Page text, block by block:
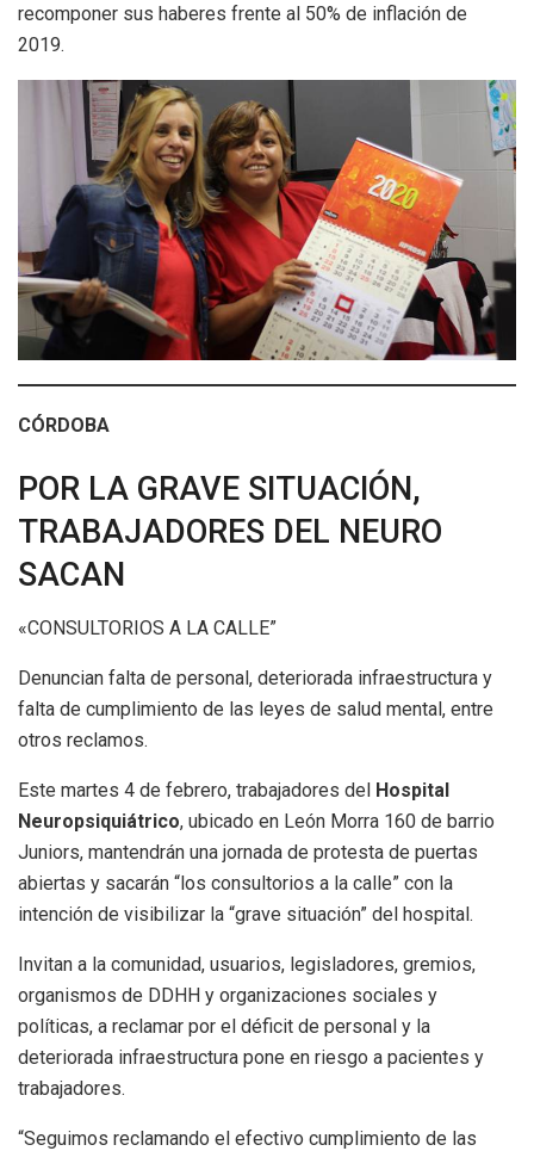
recomponer sus haberes frente al 50% de inflación de
2019.
CÓRDOBA
POR LA GRAVE SITUACIÓN,
TRABAJADORES DEL NEURO
SACAN
«CONSULTORIOS A LA CALLE”
Denuncian falta de personal, deteriorada infraestructura y
falta de cumplimiento de las leyes de salud mental, entre
otros reclamos.
Este martes 4 de febrero, trabajadores del Hospital
Neuropsiquiátrico, ubicado en León Morra 160 de barrio
Juniors, mantendrán una jornada de protesta de puertas
abiertas y sacarán “los consultorios a la calle” con la
intención de visibilizar la “grave situación” del hospital.
Invitan a la comunidad, usuarios, legisladores, gremios,
organismos de DDHH y organizaciones sociales y
políticas, a reclamar por el déficit de personal y la
deteriorada infraestructura pone en riesgo a pacientes y
trabajadores.
“Seguimos reclamando el efectivo cumplimiento de las